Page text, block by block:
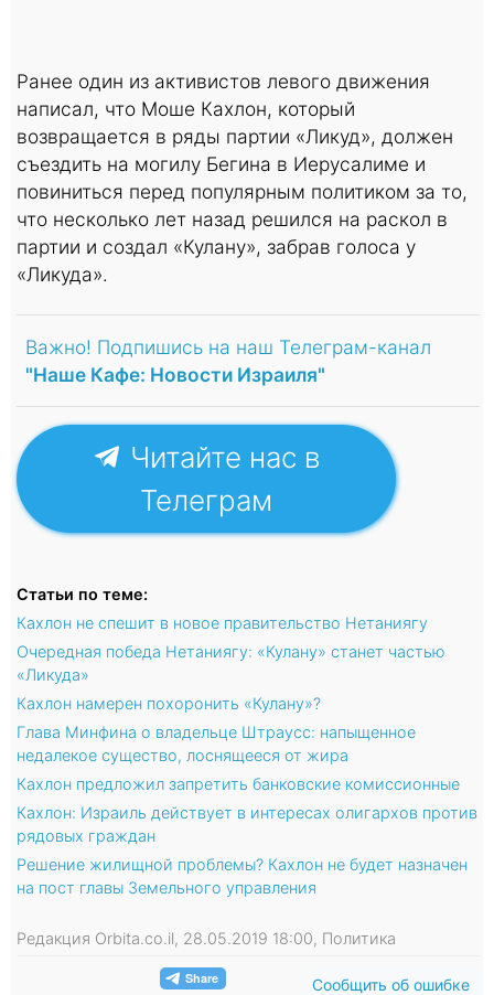
Ранее один из активистов левого движения
написал, что Моше Кахлон, который
возвращается в ряды партии «Ликуд», должен
съездить на могилу Бегина в Иерусалиме и
повиниться перед популярным политиком за то,
что несколько лет назад решился на раскол в
партии и создал «Кулану», забрав голоса у
«Ликуда».
Важно! Подпишись на наш Телеграм-канал
"Наше Кафе: Новости Израиля"
Читайте нас в
Телеграм
Статьи по теме:
Кахлон не спешит в новое правительство Нетаниягу
Очередная победа Нетаниягу: «Кулану» станет частью
«Ликуда»
Кахлон намерен похоронить «Кулану»?
Глава Минфина о владельце Штраусс: напыщенное
недалекое существо, лоснящееся от жира
Кахлон предложил запретить банковские комиссионные
Кахлон: Израиль действует в интересах олигархов против
рядовых граждан
Решение жилищной проблемы? Кахлон не будет назначен
на пост главы Земельного управления
Редакция Orbita.co.il, 28.05.2019 18:00, Политика
Сообщить об ошибке